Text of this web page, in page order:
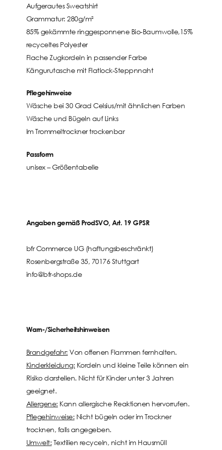
Aufgerautes Sweatshirt
Grammatur: 280g/m²
85% gekämmte ringgesponnene Bio-Baumwolle,15%
recyceltes Polyester
Flache Zugkordeln in passender Farbe
Kängurutasche mit Flatlock-Steppnnaht
Pflegehinweise
Wäsche bei 30 Grad Celsius/mit ähnlichen Farben
Wäsche und Bügeln auf Links
Im Trommeltrockner trockenbar
Passform
unisex –Größentabelle
Angaben gemäß ProdSVO, Art. 19 GPSR
bfr Commerce UG (haftungsbeschränkt)
Rosenbergstraße 35, 70176 Stuttgart
info@bfr-shops.de
Warn-/Sicherheitshinweisen
Brandgefahr: Von offenen Flammen fernhalten.
Kinderkleidung: Kordeln und kleine Teile können ein
Risiko darstellen. Nicht für Kinder unter 3 Jahren
geeignet.
Allergene: Kann allergische Reaktionen hervorrufen.
Pflegehinweise: Nicht bügeln oder im Trockner
trocknen, falls angegeben.
Umwelt: Textilien recyceln, nicht im Hausmüll